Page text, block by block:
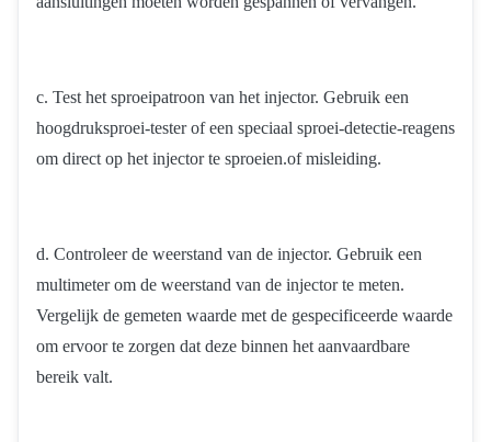
c. Test het sproeipatroon van het injector. Gebruik een
hoogdruksproei-tester of een speciaal sproei-detectie-reagens
om direct op het injector te sproeien.of misleiding.
d. Controleer de weerstand van de injector. Gebruik een
multimeter om de weerstand van de injector te meten.
Vergelijk de gemeten waarde met de gespecificeerde waarde
om ervoor te zorgen dat deze binnen het aanvaardbare
bereik valt.